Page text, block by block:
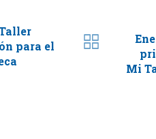
para el
Mi